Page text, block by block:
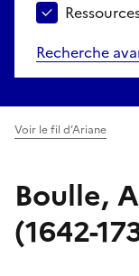
Recherche
Voir le fil d’Ariane
Boulle,
(1642-